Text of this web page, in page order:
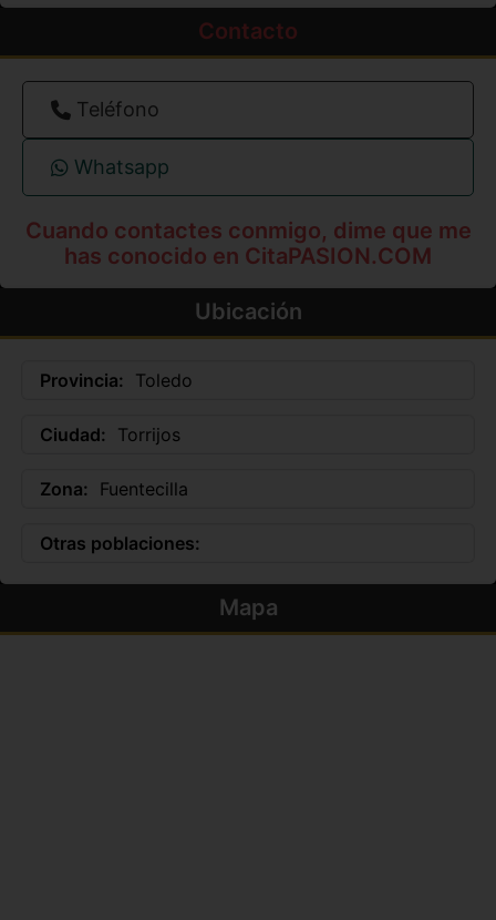
Contacto
Teléfono
Whatsapp
Cuando contactes conmigo, dime que me
has conocido en CitaPASION.COM
Ubicación
Provincia: Toledo
Ciudad: Torrijos
Zona: Fuentecilla
Otras poblaciones:
Mapa